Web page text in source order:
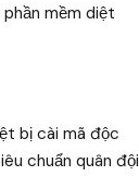
mềm diệt
bị cài mã độc
chuẩn quân đội